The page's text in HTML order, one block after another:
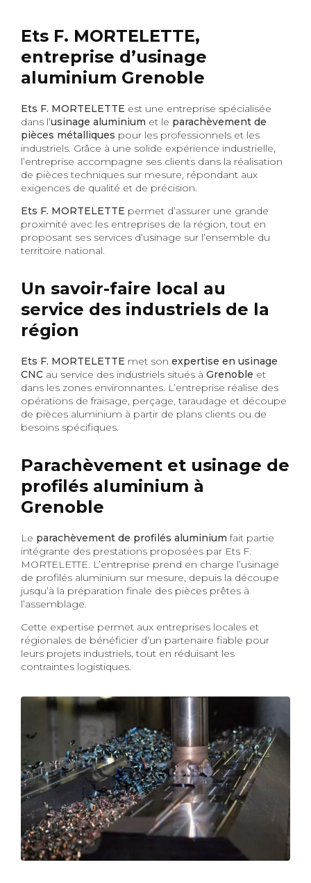
Ets F. MORTELETTE,
entreprise d’usinage
aluminium Grenoble
Ets F. MORTELETTE est une entreprise spécialisée
dans l’usinage aluminium et le parachèvement de
pièces métalliques pour les professionnels et les
industriels. Grâce à une solide expérience industrielle,
l’entreprise accompagne ses clients dans la réalisation
de pièces techniques sur mesure, répondant aux
exigences de qualité et de précision.
Ets F. MORTELETTE permet d’assurer une grande
proximité avec les entreprises de la région, tout en
proposant ses services d’usinage sur l’ensemble du
territoire national.
Un savoir-faire local au
service des industriels de la
région
Ets F. MORTELETTE met son expertise en usinage
CNC au service des industriels situés à Grenoble et
dans les zones environnantes. L’entreprise réalise des
opérations de fraisage, perçage, taraudage et découpe
de pièces aluminium à partir de plans clients ou de
besoins spécifiques.
Parachèvement et usinage de
profilés aluminium à
Grenoble
Le parachèvement de profilés aluminium fait partie
intégrante des prestations proposées par Ets F.
MORTELETTE. L’entreprise prend en charge l’usinage
de profilés aluminium sur mesure, depuis la découpe
jusqu’à la préparation finale des pièces prêtes à
l’assemblage.
Cette expertise permet aux entreprises locales et
régionales de bénéficier d’un partenaire fiable pour
leurs projets industriels, tout en réduisant les
contraintes logistiques.